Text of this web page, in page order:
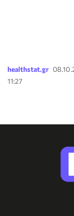
healthstat.gr
11:27